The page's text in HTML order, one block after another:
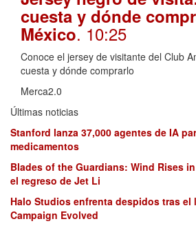
cuesta y dónde
México. 10:25
Conoce el jersey de visitante del Club
cuesta y dónde comprarlo
Merca2.0
Últimas noticias
Stanford lanza 37,000 agentes de IA
medicamentos
Blades of the Guardians: Wind Rises
el regreso de Jet Li
Halo Studios enfrenta despidos tras el
Campaign Evolved